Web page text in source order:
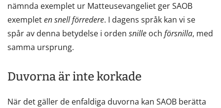
nämnda exemplet ur Matteusevangeliet ger SAOB
exempleten snell förredere. I dagens språk kan vi se
spår av denna betydelse i orden snille och försnilla, med
samma ursprung.
Duvorna är inte korkade
När det gäller de enfaldiga duvorna kan SAOB berätta